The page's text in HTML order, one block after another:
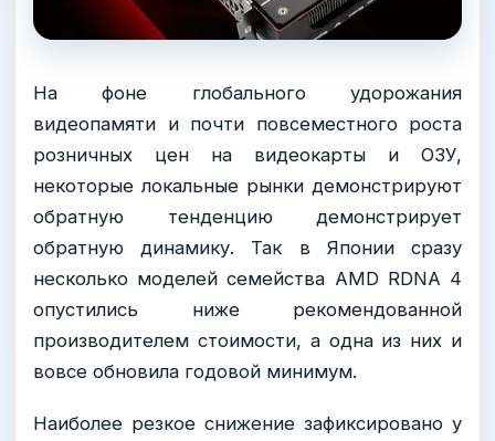
На фоне глобального удорожания
видеопамяти и почти повсеместного роста
розничных цен на видеокарты и ОЗУ,
некоторые локальные рынки демонстрируют
обратную тенденцию демонстрирует
обратную динамику. Так в Японии сразу
несколько моделей семейства AMD RDNA 4
опустились ниже рекомендованной
производителем стоимости, а одна из них и
вовсе обновила годовой минимум.
Наиболее резкое снижение зафиксировано у